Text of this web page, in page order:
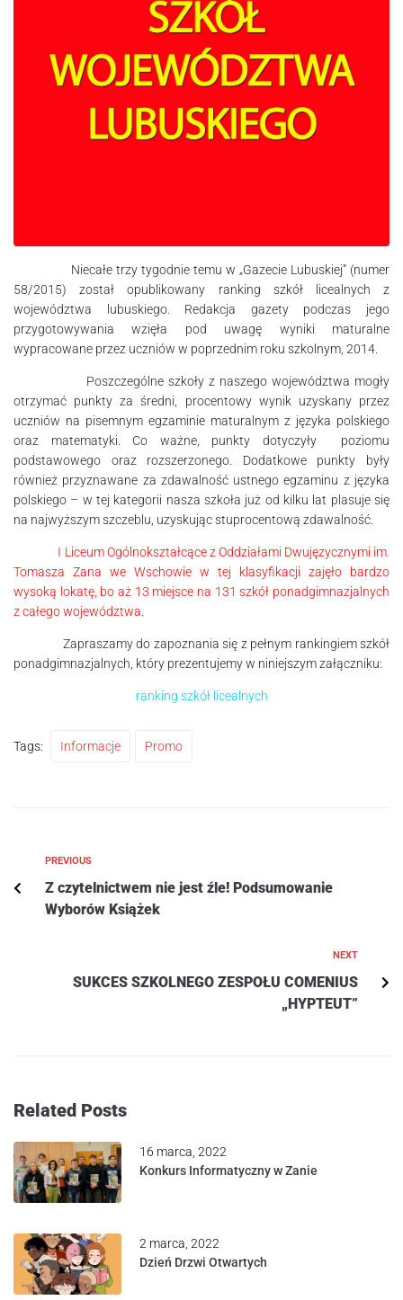
Niecałe trzy tygodnie temu w „Gazecie Lubuskiej” (numer
58/2015) został opublikowany ranking szkół licealnych z
województwa lubuskiego. Redakcja gazety podczas jego
przygotowywania wzięła pod uwagę wyniki maturalne
wypracowane przez uczniów w poprzednim roku szkolnym, 2014.
Poszczególne szkoły z naszego województwa mogły
otrzymać punkty za średni, procentowy wynik uzyskany przez
uczniów na pisemnym egzaminie maturalnym z języka polskiego
oraz matematyki. Co ważne, punkty dotyczyły poziomu
podstawowego oraz rozszerzonego. Dodatkowe punkty były
również przyznawane za zdawalność ustnego egzaminu z języka
polskiego – w tej kategorii nasza szkoła już od kilku lat plasuje się
na najwyższym szczeblu, uzyskując stuprocentową zdawalność.
I Liceum Ogólnokształcące z Oddziałami Dwujęzycznymi im.
Tomasza Zana we Wschowie w tej klasyfikacji zajęło bardzo
wysoką lokatę, bo aż 13 miejsce na 131 szkół ponadgimnazjalnych
z całego województwa.
Zapraszamy do zapoznania się z pełnym rankingiem szkół
ponadgimnazjalnych, który prezentujemy w niniejszym załączniku:
ranking szkół licealnych
Tags: Informacje Promo
PREVIOUS
Z czytelnictwem nie jest źle! Podsumowanie
Wyborów Książek
NEXT
SUKCES SZKOLNEGO ZESPOŁU COMENIUS
„HYPTEUT”
Related Posts
16 marca, 2022
Konkurs Informatyczny w Zanie
2 marca, 2022
Dzień Drzwi Otwartych